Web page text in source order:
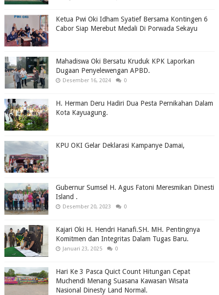
Ketua Pwi Oki Idham Syatief Bersama Kontingen 6
Cabor Siap Merebut Medali Di Porwada Sekayu
Mahadiswa Oki Bersatu Kruduk KPK Laporkan
Dugaan Penyelewengan APBD.
Desember 16, 2024 0
H. Herman Deru Hadiri Dua Pesta Pernikahan Dalam
Kota Kayuagung.
KPU OKI Gelar Deklarasi Kampanye Damai,
Gubernur Sumsel H. Agus Fatoni Meresmikan Dinesti
Island .
Desember 20, 2023 0
Kajari Oki H. Hendri Hanafi.SH. MH. Pentingnya
Komitmen dan Integritas Dalam Tugas Baru.
Januari 23, 2025 0
Hari Ke 3 Pasca Quict Count Hitungan Cepat
Muchendi Menang Suasana Kawasan Wisata
Nasional Dinesty Land Normal.